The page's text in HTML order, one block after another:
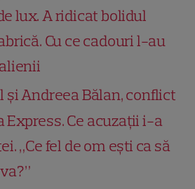
lux. A ridicat bolidul
Cu ce cadouri l-au
și Andreea Bălan, conflict
Express. Ce acuzații i-a
„Ce fel de om ești ca să